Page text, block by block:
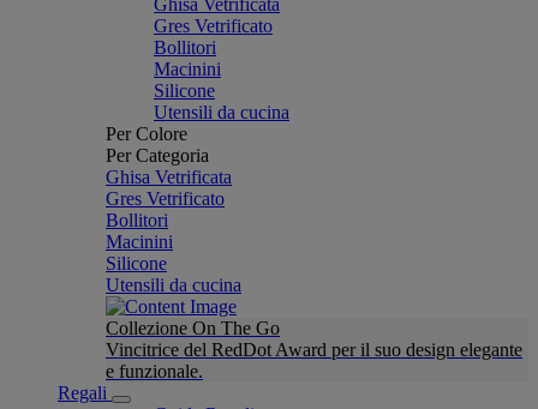
Ghisa Vetrificata
Gres Vetrificato
Bollitori
Macinini
Silicone
Utensili da cucina
Per Colore
Per Categoria
Ghisa Vetrificata
Gres Vetrificato
Bollitori
Macinini
Silicone
Utensili da cucina
Collezione On The Go
Vincitrice del RedDot Award per il suo design elegante
e funzionale.
Regali